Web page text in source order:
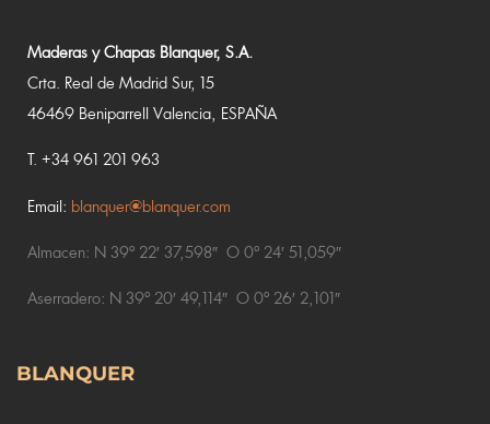
Maderas y Chapas Blanquer, S.A.
Crta. Real de Madrid Sur, 15
46469 Beniparrell Valencia, ESPAÑA
T. +34 961 201 963
Email: blanquer@blanquer.com
Almacen: N 39º 22′ 37,598″ O 0º 24′ 51,059″
Aserradero: N 39º 20′ 49,114″ O 0º 26′ 2,101″
BLANQUER